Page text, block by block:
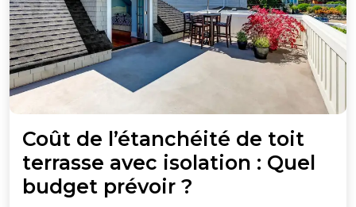
Coût de l’étanchéité de toit
terrasse avec isolation : Quel
budget prévoir ?